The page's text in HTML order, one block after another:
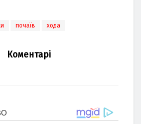
почаїв хода
Коментарі